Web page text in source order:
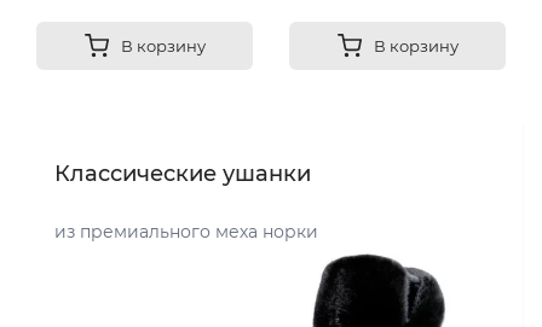
В корзину В корзину
Классические ушанки
из премиального меха норки